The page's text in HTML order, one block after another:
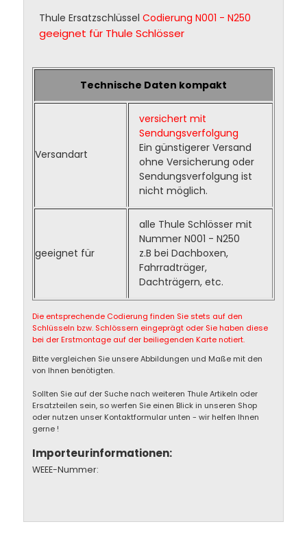
Thule Ersatzschlüssel Codierung N001 - N250
geeignet für Thule Schlösser
Technische Daten kompakt
Versandart
versichert mit
Sendungsverfolgung
Ein günstigerer Versand
ohne Versicherung oder
Sendungsverfolgung ist
nicht möglich.
geeignet für
alle Thule Schlösser mit
Nummer N001 - N250
z.B bei Dachboxen,
Fahrradträger,
Dachträgern, etc.
Die entsprechende Codierung finden Sie stets auf den
Schlüsseln bzw. Schlössern eingeprägt oder Sie haben diese
bei der Erstmontage auf der beiliegenden Karte notiert.
Bitte vergleichen Sie unsere Abbildungen und Maße mit den
von Ihnen benötigten.
Sollten Sie auf der Suche nach weiteren Thule Artikeln oder
Ersatzteilen sein, so werfen Sie einen Blick in unseren Shop
oder nutzen unser Kontaktformular unten - wir helfen Ihnen
gerne !
Importeurinformationen:
WEEE-Nummer: